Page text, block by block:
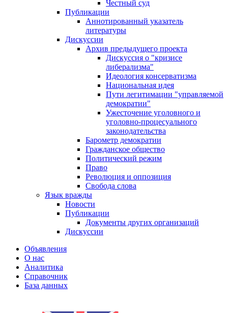
Честный суд
Публикации
Аннотированный указатель
литературы
Дискуссии
Архив предыдущего проекта
Дискуссия о "кризисе
либерализма"
Идеология консерватизма
Национальная идея
Пути легитимации "управляемой
демократии"
Ужесточение уголовного и
уголовно-процесуального
законодательства
Барометр демократии
Гражданское общество
Политический режим
Право
Революция и оппозиция
Свобода слова
Язык вражды
Новости
Публикации
Документы других организаций
Дискуссии
Объявления
О нас
Аналитика
Справочник
База данных